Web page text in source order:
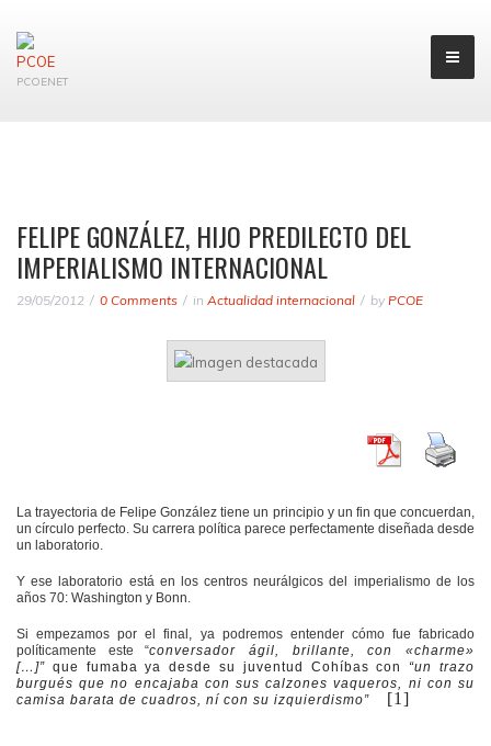
PCOENET
FELIPE GONZÁLEZ, HIJO PREDILECTO DEL
IMPERIALISMO INTERNACIONAL
29/05/2012 0 Comments in Actualidad internacional by PCOE
La trayectoria de Felipe González tiene un principio y un fin que concuerdan,
un círculo perfecto. Su carrera política parece perfectamente diseñada desde
un laboratorio.
Y ese laboratorio está en los centros neurálgicos del imperialismo de los
años 70: Washington y Bonn.
Si empezamos por el final, ya podremos entender cómo fue fabricado
políticamente este “conversador ágil, brillante, con «charme»
[…]” que fumaba ya desde su juventud Cohíbas con “un trazo
burgués que no encajaba con sus calzones vaqueros, ni con su
camisa barata de cuadros, ní con su izquierdismo”
[1]